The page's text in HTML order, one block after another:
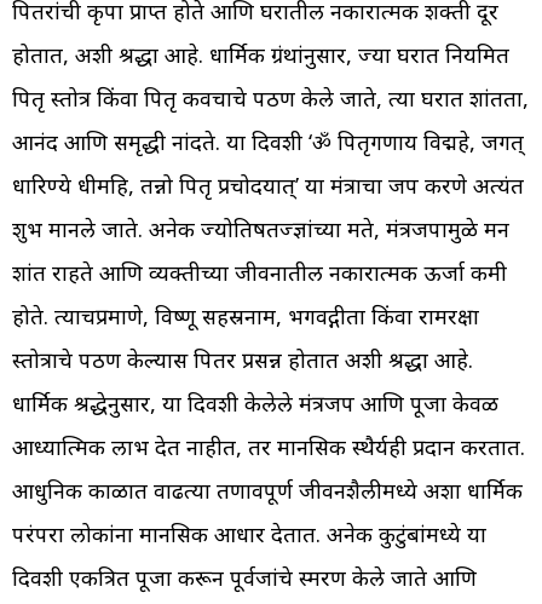
पितरांची कृपा प्राप्त होते आणि घरातील नकारात्मक शक्ती दूर
होतात, अशी श्रद्धा आहे. धार्मिक ग्रंथांनुसार, ज्या घरात नियमित
पितृ स्तोत्र किंवा पितृ कवचाचे पठण केले जाते, त्या घरात शांतता,
आनंद आणि समृद्धी नांदते. या दिवशी ‘ॐ पितृगणाय विद्महे, जगत्
धारिण्ये धीमहि, तन्नो पितृ प्रचोदयात्’ या मंत्राचा जप करणे अत्यंत
शुभ मानले जाते. अनेक ज्योतिषतज्ज्ञांच्या मते, मंत्रजपामुळे मन
शांत राहते आणि व्यक्तीच्या जीवनातील नकारात्मक ऊर्जा कमी
होते. त्याचप्रमाणे, विष्णू सहस्रनाम, भगवद्गीता किंवा रामरक्षा
स्तोत्राचे पठण केल्यास पितर प्रसन्न होतात अशी श्रद्धा आहे.
धार्मिक श्रद्धेनुसार, या दिवशी केलेले मंत्रजप आणि पूजा केवळ
आध्यात्मिक लाभ देत नाहीत, तर मानसिक स्थैर्यही प्रदान करतात.
आधुनिक काळात वाढत्या तणावपूर्ण जीवनशैलीमध्ये अशा धार्मिक
परंपरा लोकांना मानसिक आधार देतात. अनेक कुटुंबांमध्ये या
दिवशी एकत्रित पूजा करून पूर्वजांचे स्मरण केले जाते आणि